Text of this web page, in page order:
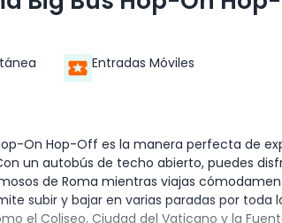
Entradas Móviles
On Hop-Off es la manera perfecta de
un autobús de techo abierto, puedes
de Roma mientras viajas
subir y bajar en varias paradas por toda
el Coliseo, Ciudad del Vaticano y la